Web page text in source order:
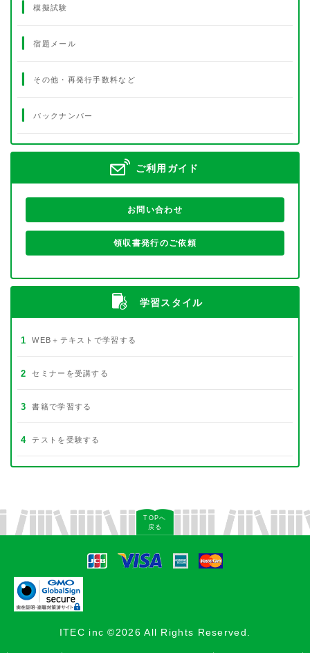
模擬試験
宿題メール
その他・再発行手数料など
バックナンバー
ご利用ガイド
お問い合わせ
領収書発行のご依頼
学習スタイル
1 WEB＋テキストで学習する
2 セミナーを受講する
3 書籍で学習する
4 テストを受験する
TOPへ
戻る
ITEC inc ©2026 All Rights Reserved.